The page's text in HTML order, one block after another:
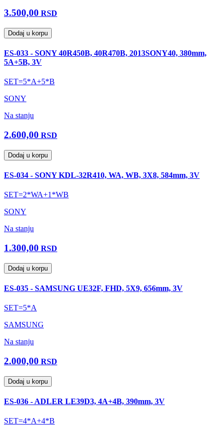
3.500,00 RSD
Dodaj u korpu
ES-033 - SONY 40R450B, 40R470B, 2013SONY40, 380mm,
5A+5B, 3V
SET=5*A+5*B
SONY
Na stanju
2.600,00 RSD
Dodaj u korpu
ES-034 - SONY KDL-32R410, WA, WB, 3X8, 584mm, 3V
SET=2*WA+1*WB
SONY
Na stanju
1.300,00 RSD
Dodaj u korpu
ES-035 - SAMSUNG UE32F, FHD, 5X9, 656mm, 3V
SET=5*A
SAMSUNG
Na stanju
2.000,00 RSD
Dodaj u korpu
ES-036 - ADLER LE39D3, 4A+4B, 390mm, 3V
SET=4*A+4*B